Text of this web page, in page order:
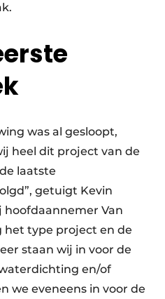
was al gesloopt,
heel dit project van de
laatste
getuigt Kevin
hoofdaannemer Van
het type project en de
staan wij in voor de
en/of
we eveneens in voor de